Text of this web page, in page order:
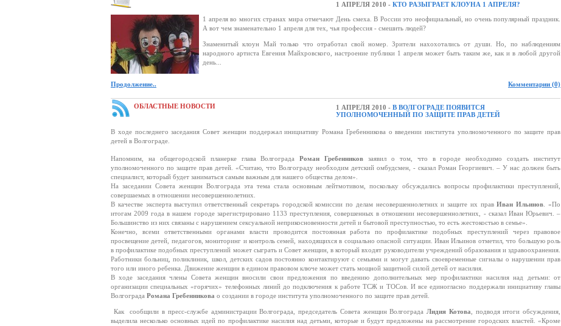
1 АПРЕЛЯ 2010 - КТО РАЗЫГРАЕТ КЛОУНА 1 АПРЕЛЯ?
1 апреля во многих странах мира отмечают День смеха. В России это неофициальный, но очень популярный праздник.
А вот чем знаменательно 1 апреля для тех, чья профессия - смешить людей?
Знаменитый клоун Май только что отработал свой номер. Зрители нахохотались от души. Но, по наблюдениям
народного артиста Евгения Майхровского, настроение публики 1 апреля может быть таким же, как и в любой другой
день...
Продолжение.. Комментарии (0)
ОБЛАСТНЫЕ НОВОСТИ 1 АПРЕЛЯ 2010 - В ВОЛГОГРАДЕ ПОЯВИТСЯ
УПОЛНОМОЧЕННЫЙ ПО ЗАЩИТЕ ПРАВ ДЕТЕЙ
В ходе последнего заседания Совет женщин поддержал инициативу Романа Гребенникова о введении института уполномоченного по защите прав
детей в Волгограде.
Напомним, на общегородской планерке глава ВолгоградаРоман Гребенников заявил о том, что в городе необходимо создать институт
уполномоченного по защите прав детей. «Считаю, что Волгограду необходим детский омбудсмен, - сказал Роман Георгиевич. – У нас должен быть
специалист, который будет заниматься самым важным для нашего общества делом».
На заседании Совета женщин Волгограда эта тема стала основным лейтмотивом, поскольку обсуждались вопросы профилактики преступлений,
совершаемых в отношении несовершеннолетних.
В качестве эксперта выступил ответственный секретарь городской комиссии по делам несовершеннолетних и защите их правИван Ильинов . «По
итогам 2009 года в нашем городе зарегистрировано 1133 преступления, совершенных в отношении несовершеннолетних, - сказал Иван Юрьевич. –
Большинство из них связаны с нарушением сексуальной неприкосновенности детей и бытовой преступностью, то есть жестокостью в семье».
Конечно, всеми ответственными органами власти проводится постоянная работа по профилактике подобных преступлений через правовое
просвещение детей, педагогов, мониторинг и контроль семей, находящихся в социально опасной ситуации. Иван Ильинов отметил, что большую роль
в профилактике подобных преступлений может сыграть и Совет женщин, в который входят руководители учреждений образования и здравоохранения.
Работники больниц, поликлиник, школ, детских садов постоянно контактируют с семьями и могут давать своевременные сигналы о нарушении прав
того или иного ребенка. Движение женщин в едином правовом ключе может стать мощной защитной силой детей от насилия.
В ходе заседания члены Совета женщин вносили свои предложения по введению дополнительных мер профилактики насилия над детьми: от
организации специальных «горячих» телефонных линий до подключения к работе ТСЖ и ТОСов. И все единогласно поддержали инициативу главы
Волгограда Романа Гребенникова о создании в городе института уполномоченного по защите прав детей.
Как сообщили в пресс-службе администрации Волгограда, председатель Совета женщин Волгограда Лидия Котова , подводя итоги обсуждения,
выделила несколько основных идей по профилактике насилия над детьми, которые и будут предложены на рассмотрение городских властей. «Кроме